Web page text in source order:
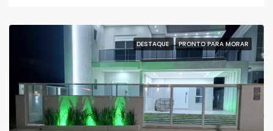
DESTAQUE PRONTO PARA MORAR